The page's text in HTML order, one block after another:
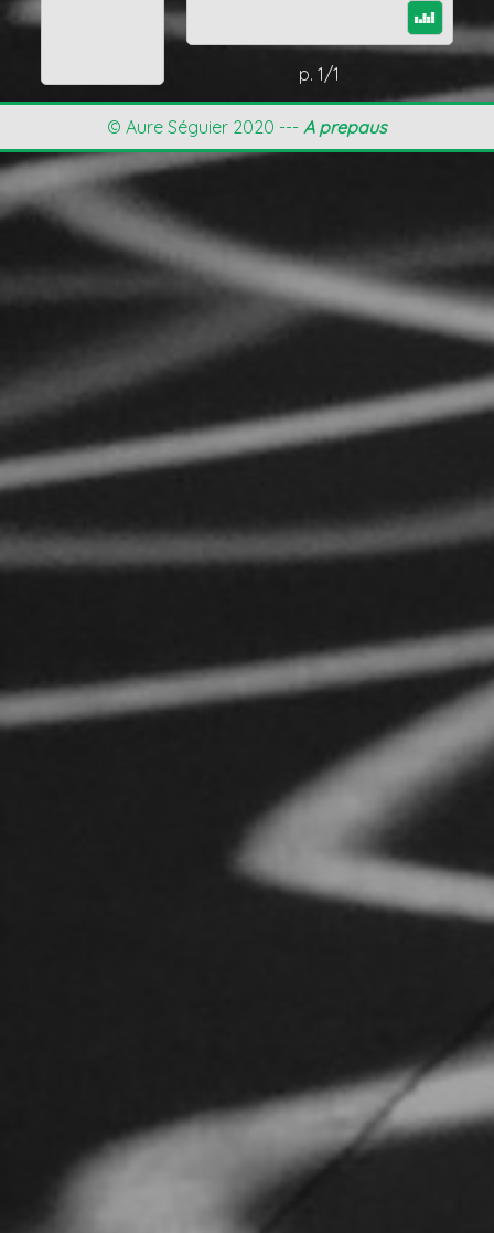
p. 1/1
© Aure Séguier 2020 --- A prepaus